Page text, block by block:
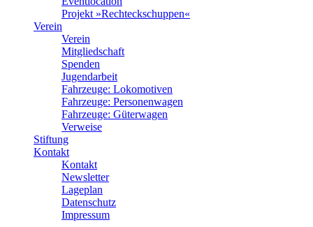
Projekt »Rechteckschuppen«
Verein
Verein
Mitgliedschaft
Spenden
Jugendarbeit
Fahrzeuge: Lokomotiven
Fahrzeuge: Personenwagen
Fahrzeuge: Güterwagen
Verweise
Stiftung
Kontakt
Kontakt
Newsletter
Lageplan
Datenschutz
Impressum